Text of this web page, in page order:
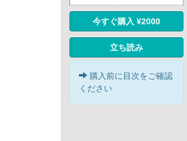
今すぐ購入 ¥2000
立ち読み
購入前に目次をご確認
ください